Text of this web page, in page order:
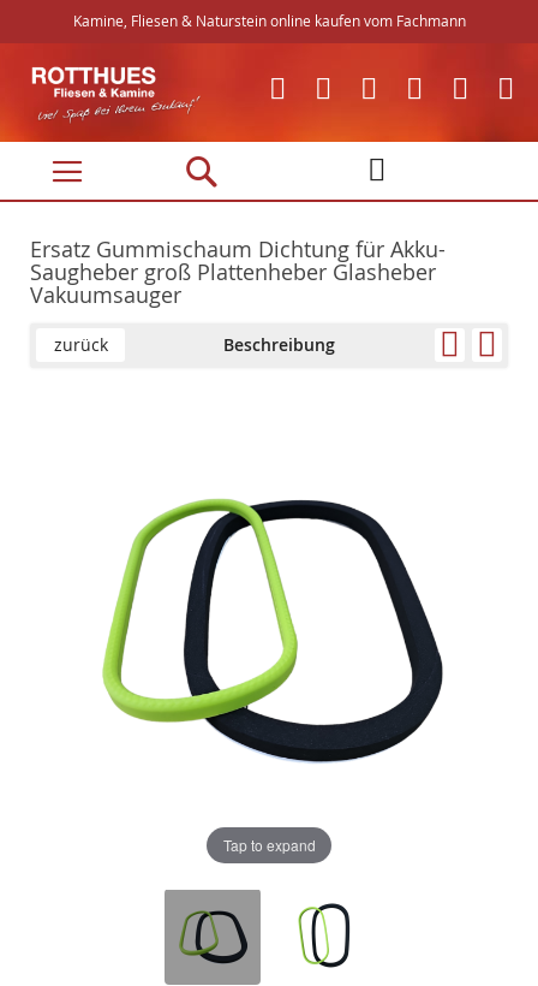
Kamine, Fliesen & Naturstein online kaufen vom Fachmann
Direkt
zum
Inhalt
Ersatz Gummischaum Dichtung für Akku-
Saugheber groß Plattenheber Glasheber
Vakuumsauger
zurück Beschreibung
Tap to expand